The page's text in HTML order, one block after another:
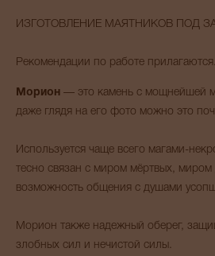
ИЗГОТОВЛЕНИЕ МАЯТНИКОВ ПОД
Рекомендации по работе прилагаются.
Морион — это камень с мощнейшей
даже глядя на его фото можно это
Используется чаще всего магами-
тесно связан с миром мёртвых, миром
возможность общения с душами
Морион также надежный оберег,
злобных сил и нечистой силы.